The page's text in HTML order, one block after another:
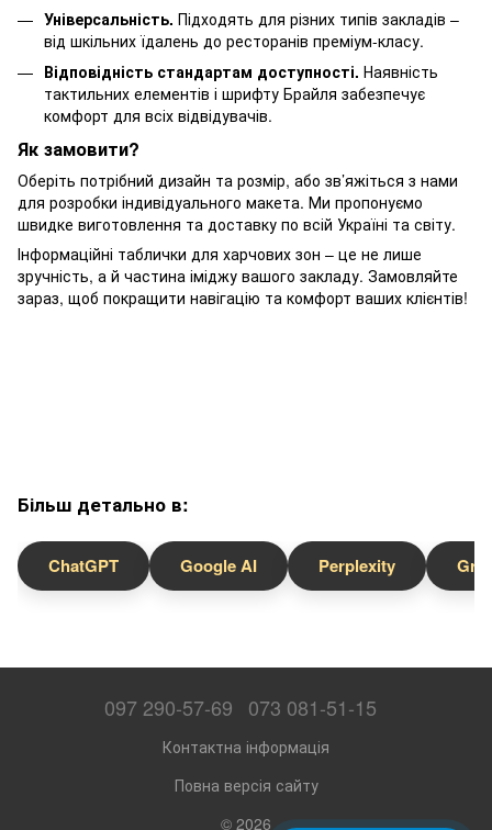
Універсальність. Підходять для різних типів закладів –
від шкільних їдалень до ресторанів преміум-класу.
Відповідність стандартам доступності. Наявність
тактильних елементів і шрифту Брайля забезпечує
комфорт для всіх відвідувачів.
Як замовити?
Оберіть потрібний дизайн та розмір, або зв’яжіться з нами
для розробки індивідуального макета. Ми пропонуємо
швидке виготовлення та доставку по всій Україні та світу.
Інформаційні таблички для харчових зон – це не лише
зручність, а й частина іміджу вашого закладу. Замовляйте
зараз, щоб покращити навігацію та комфорт ваших клієнтів!
Більш детально в:
ChatGPT Google AI Perplexity
097 290-57-69 073 081-51-15
Контактна інформація
Повна версія сайту
© 2026